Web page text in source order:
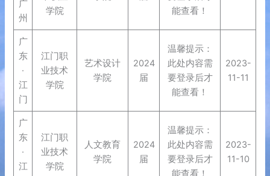
广
州
学院
能查看！
广
东
·
江
门
江门职
业技术
学院
艺术设计
学院
2024
届
温馨提示：
此处内容需
要登录后才
能查看！
2023-
11-11
广
东
·
江
江门职
业技术
学院
人文教育
学院
2024
届
温馨提示：
此处内容需
要登录后才
能查看！
2023-
11-10